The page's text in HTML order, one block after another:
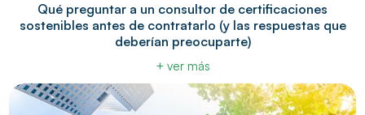
Qué preguntar a un consultor de certificaciones
sostenibles antes de contratarlo (y las respuestas que
deberían preocuparte)
+ ver más